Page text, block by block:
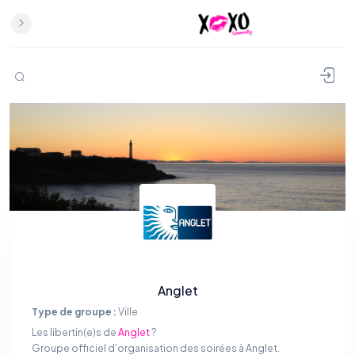
Anglet
Type de groupe :Ville
Les libertin(e)s deAnglet?
Groupe officiel d’organisation des soirées à Anglet.